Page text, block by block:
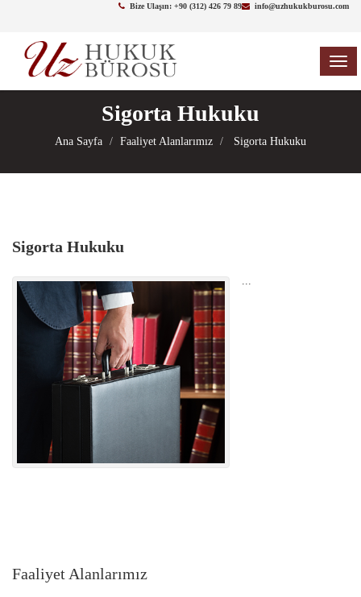
info@uzhukukburosu.com
Bize Ulaşın: +90 (312) 426 79 89
Sigorta Hukuku
Ana Sayfa Faaliyet Alanlarımız Sigorta Hukuku
Sigorta Hukuku
...
Faaliyet Alanlarımız